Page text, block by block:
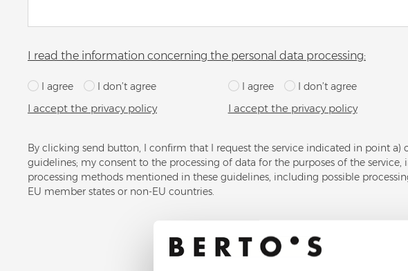
I read the information concerning the personal data processing:
I agree I don’t agree
I accept the privacy policy
I agree I don’t agree
I accept the privacy policy
By clicking send button, I confirm that I request the service indicated in point a)
guidelines; my consent to the processing of data for the purposes of the
processing methods mentioned in these guidelines, including possible
EU member states or non-EU countries.